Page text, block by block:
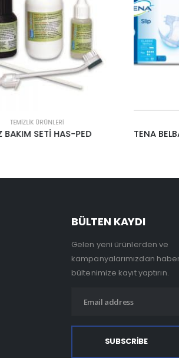
TEMIZLIK ÜRÜNLERI
BAKIM SETİ HAS-PED
BÜLTEN KAYDI
Gelen yeni ürünlerden ve
kampanyalarımızdan
bültenimize kayıt yaptırın.